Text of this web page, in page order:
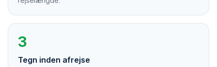
3
Tegn inden afrejse